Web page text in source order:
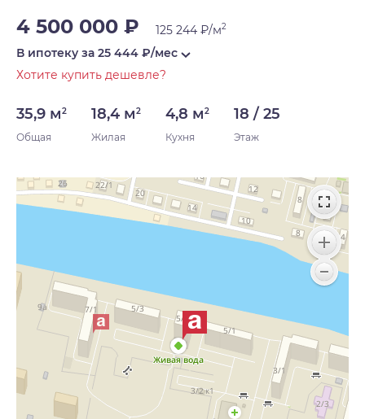
4 500 000 ₽ 125 244 ₽/м2
В ипотеку за 25 444 ₽/мес
Хотите купить дешевле?
35,9 м2
Общая
18,4 м2
Жилая
4,8 м2
Кухня
18 / 25
Этаж